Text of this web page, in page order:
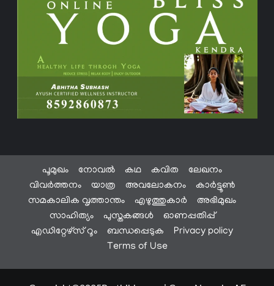
പൂമുഖം നോവൽ കഥ കവിത
ലേഖനം
വിവർത്തനം
യാത്ര അവലോകനം
കാർട്ടൂൺ
സമകാലിക വൃത്താന്തം
എഴുത്തുകാർ
അഭിമുഖം
സാഹിത്യം
പുസ്തകങ്ങൾ
ഓണപ്പതിപ്പ്
എഡിറ്റേഴ്സ് റൂം
ബന്ധപ്പെടുക
Privacy policy
Terms of Use